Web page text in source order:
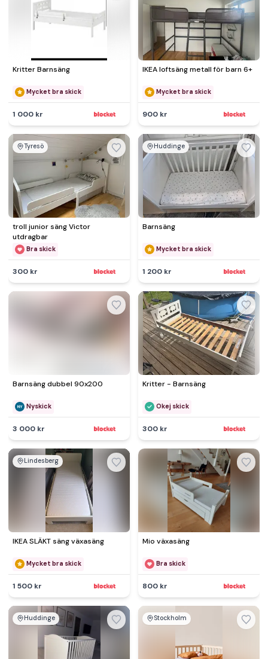
Kritter Barnsäng
Mycket bra skick
1 000 kr
IKEA loftsäng metall för barn 6+
Mycket bra skick
900 kr
Tyresö
troll junior säng Victor
utdragbar
Bra skick
300 kr
Huddinge
Barnsäng
Mycket bra skick
1 200 kr
Barnsäng dubbel 90x200
Nyskick
3 000 kr
Kritter - Barnsäng
Okej skick
300 kr
Lindesberg
IKEA SLÄKT säng växasäng
Mycket bra skick
1 500 kr
Mio växasäng
Bra skick
800 kr
Huddinge Stockholm